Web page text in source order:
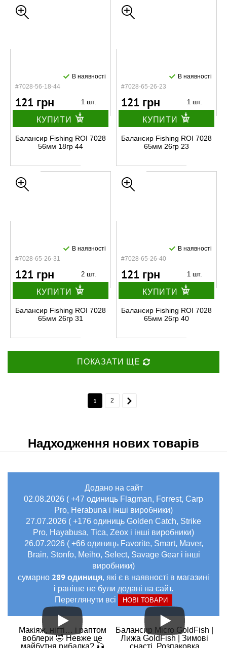
#7028-56-18-44
В наявності
121 грн 1 шт.
КУПИТИ
Балансир Fishing ROI 7028
56мм 18гр 44
#7028-65-26-23
В наявності
121 грн 1 шт.
КУПИТИ
Балансир Fishing ROI 7028
65мм 26гр 23
#7028-65-26-31
В наявності
121 грн 2 шт.
КУПИТИ
Балансир Fishing ROI 7028
65мм 26гр 31
#7028-65-26-40
В наявності
121 грн 1 шт.
КУПИТИ
Балансир Fishing ROI 7028
65мм 26гр 40
ПОКАЗАТИ ЩЕ
1 2
Надходження нових товарів
Додано на сайт
02.08.2026 ( +47 одиниць Flagman, Forrest, Carp
Pro, Herabuna і інші виробники)
27.07.2026 ( +176 одиниць Golden Catch, Strike
Pro, Hayabusa, Tica, Zeox і інші виробники)
26.07.2026 ( +66 одиниць Favorite, Smart, Maver,
Brain, Stonfo, Meiho, Select, Savage Gear і інші
виробники)
сумарно 289 одиниця, які є в наявності в магазині
і раніше не були додані на сайт.
Переглянути всі
НОВІ ТОВАРИ
Макіяж, нігті… і раптом
воблери 🤣 Невже це
Балансир Micro GoldFish |
Лижа GoldFish | Зимові